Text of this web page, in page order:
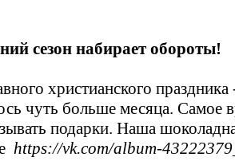
сезон набирает обороты!
христианского
чуть больше месяца. Самое
подарки. Наша
https://vk.com/album-